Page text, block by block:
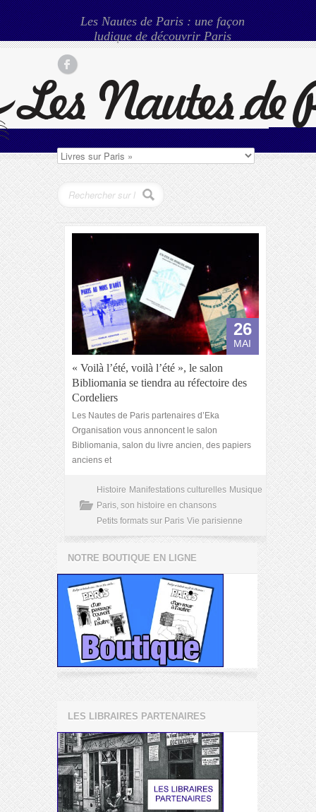
Les Nautes de Paris : une façon
ludique de découvrir Paris
26
MAI
« Voilà l’été, voilà l’été », le salon
Bibliomania se tiendra au réfectoire des
Cordeliers
Les Nautes de Paris partenaires d’Eka
Organisation vous annoncent le salon
Bibliomania, salon du livre ancien, des papiers
anciens et
Histoire Manifestations culturelles Musique
Paris, son histoire en chansons
Petits formats sur Paris Vie parisienne
NOTRE BOUTIQUE EN LIGNE
LES LIBRAIRES PARTENAIRES